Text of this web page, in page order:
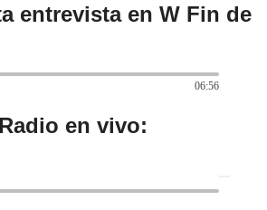
entrevista en W Fin de
06:56
en vivo: